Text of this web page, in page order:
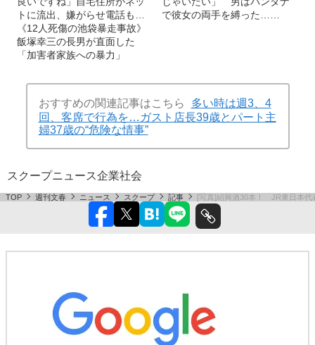
トに流出、嫌がらせ電話も…
《12人死傷の池袋暴走事故》
飯塚幸三の長男が直面した
「加害者家族への暴力」
で彼女の両手を縛った……
おすすめの関連記事はこちら
多い時は週3、4
回、客席で行為を…ガスト店長39歳とパート主
婦37歳の“危険な情事”
スクープニュース企業社会
TOP 週刊文春 ニュース スクープ 記事 [写真]紹興酒30本！ JR東日本代